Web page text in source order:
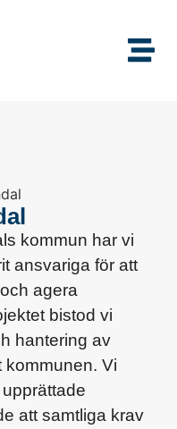
kommun har vi
ansvariga för att
och agera
bistod vi
hantering av
kommunen. Vi
att samtliga krav